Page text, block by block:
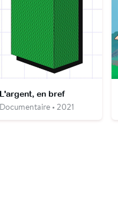
en bref
• 2021